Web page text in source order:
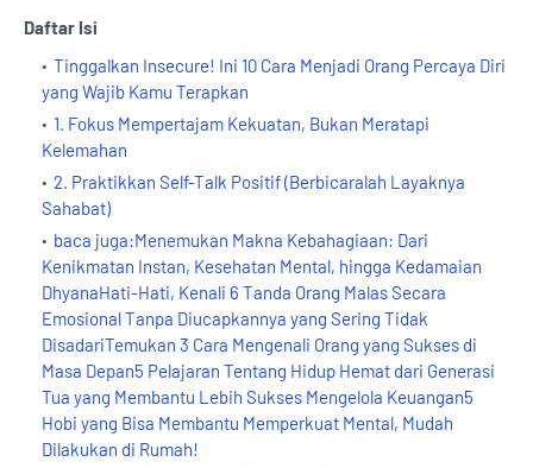
Daftar Isi
Tinggalkan Insecure! Ini 10 Cara Menjadi Orang Percaya Diri
yang Wajib Kamu Terapkan
1. Fokus Mempertajam Kekuatan, Bukan Meratapi
Kelemahan
2. Praktikkan Self-Talk Positif (Berbicaralah Layaknya
Sahabat)
baca juga:Menemukan Makna Kebahagiaan: Dari
Kenikmatan Instan, Kesehatan Mental, hingga Kedamaian
DhyanaHati-Hati, Kenali 6 Tanda Orang Malas Secara
Emosional Tanpa Diucapkannya yang Sering Tidak
DisadariTemukan 3 Cara Mengenali Orang yang Sukses di
Masa Depan5 Pelajaran Tentang Hidup Hemat dari Generasi
Tua yang Membantu Lebih Sukses Mengelola Keuangan5
Hobi yang Bisa Membantu Memperkuat Mental, Mudah
Dilakukan di Rumah!